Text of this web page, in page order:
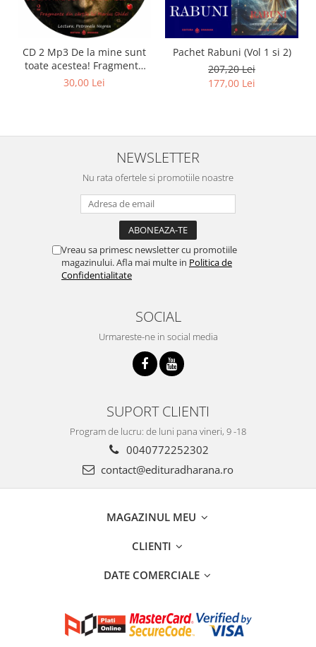
CD 2 Mp3 De la mine sunt
toate acestea! Fragmente
din cărțile lui Marius Ghidel
30,00 Lei
Pachet Rabuni (Vol 1 si 2)
207,20 Lei
177,00 Lei
NEWSLETTER
Nu rata ofertele si promotiile noastre
Vreau sa primesc newsletter cu promotiile
magazinului. Afla mai multe in Politica de
Confidentialitate
SOCIAL
Urmareste-ne in social media
SUPORT CLIENTI
Program de lucru: de luni pana vineri, 9 -18
0040772252302
contact@edituradharana.ro
MAGAZINUL MEU
CLIENTI
DATE COMERCIALE